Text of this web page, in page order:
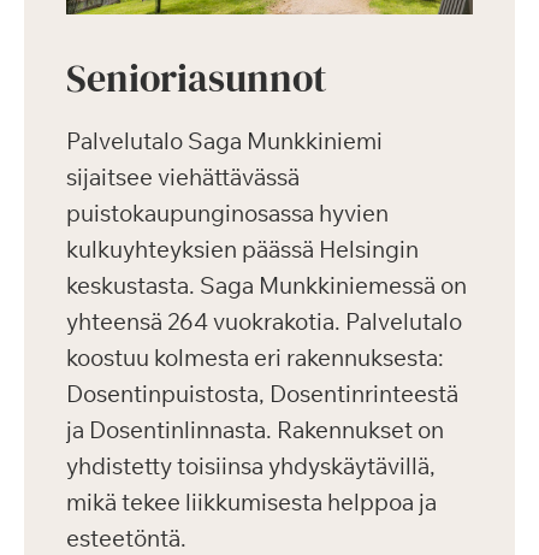
Senioriasunnot
Palvelutalo Saga Munkkiniemi
sijaitsee viehättävässä
puistokaupunginosassa hyvien
kulkuyhteyksien päässä Helsingin
keskustasta. Saga Munkkiniemessä on
yhteensä 264 vuokrakotia. Palvelutalo
koostuu kolmesta eri rakennuksesta:
Dosentinpuistosta, Dosentinrinteestä
ja Dosentinlinnasta. Rakennukset on
yhdistetty toisiinsa yhdyskäytävillä,
mikä tekee liikkumisesta helppoa ja
esteetöntä.